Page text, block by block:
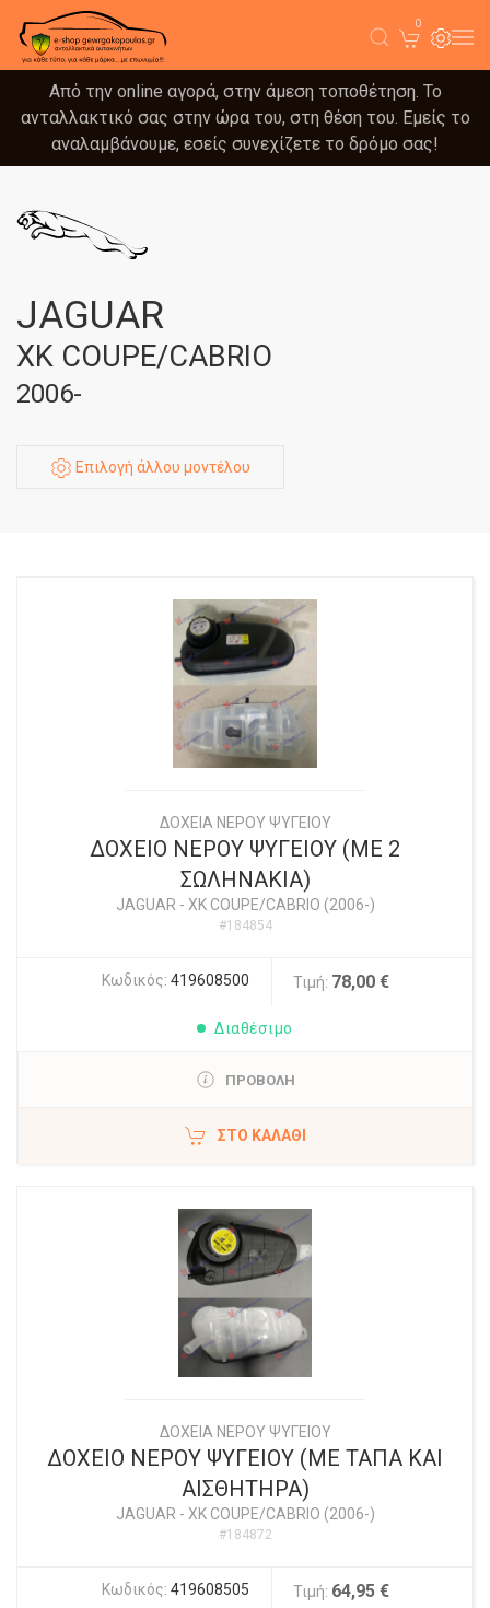
0
Από την online αγορά, στην άμεση τοποθέτηση. Το
ανταλλακτικό σας στην ώρα του, στη θέση του. Εμείς το
αναλαμβάνουμε, εσείς συνεχίζετε το δρόμο σας!
JAGUAR
XK COUPE/CABRIO
2006-
Επιλογή άλλου μοντέλου
ΔΟΧΕΙΑ ΝΕΡΟΥ ΨΥΓΕΙΟΥ
ΔΟΧΕΙΟ ΝΕΡΟΥ ΨΥΓΕΙΟΥ (ΜΕ 2
ΣΩΛΗΝΑΚΙΑ)
JAGUAR - XK COUPE/CABRIO (2006-)
#184854
Κωδικός: 419608500 Τιμή: 78,00 €
Διαθέσιμο
ΠΡΟΒΟΛΗ
ΣΤΟ ΚΑΛΆΘΙ
ΔΟΧΕΙΑ ΝΕΡΟΥ ΨΥΓΕΙΟΥ
ΔΟΧΕΙΟ ΝΕΡΟΥ ΨΥΓΕΙΟΥ (ΜΕ ΤΑΠΑ ΚΑΙ
ΑΙΣΘΗΤΗΡΑ)
JAGUAR - XK COUPE/CABRIO (2006-)
#184872
Κωδικός: 419608505 Τιμή: 64,95 €